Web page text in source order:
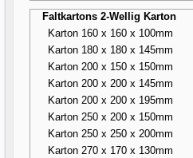
Faltkartons 2-Wellig Karton
Karton 160 x 160 x 100mm
Karton 180 x 180 x 145mm
Karton 200 x 150 x 150mm
Karton 200 x 200 x 145mm
Karton 200 x 200 x 195mm
Karton 250 x 200 x 150mm
Karton 250 x 250 x 200mm
Karton 270 x 170 x 130mm